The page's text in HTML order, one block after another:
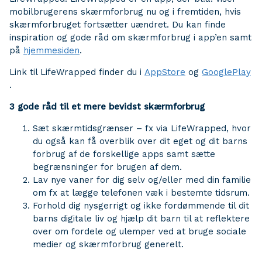
mobilbrugerens skærmforbrug nu og i fremtiden, hvis
skærmforbruget fortsætter uændret. Du kan finde
inspiration og gode råd om skærmforbrug i app’en samt
på hjemmesiden.
Link til LifeWrapped finder du i AppStore og GooglePlay
.
3 gode råd til et mere bevidst skærmforbrug
Sæt skærmtidsgrænser – fx via LifeWrapped, hvor
du også kan få overblik over dit eget og dit barns
forbrug af de forskellige apps samt sætte
begrænsninger for brugen af dem.
Lav nye vaner for dig selv og/eller med din familie
om fx at lægge telefonen væk i bestemte tidsrum.
Forhold dig nysgerrigt og ikke fordømmende til dit
barns digitale liv og hjælp dit barn til at reflektere
over om fordele og ulemper ved at bruge sociale
medier og skærmforbrug generelt.